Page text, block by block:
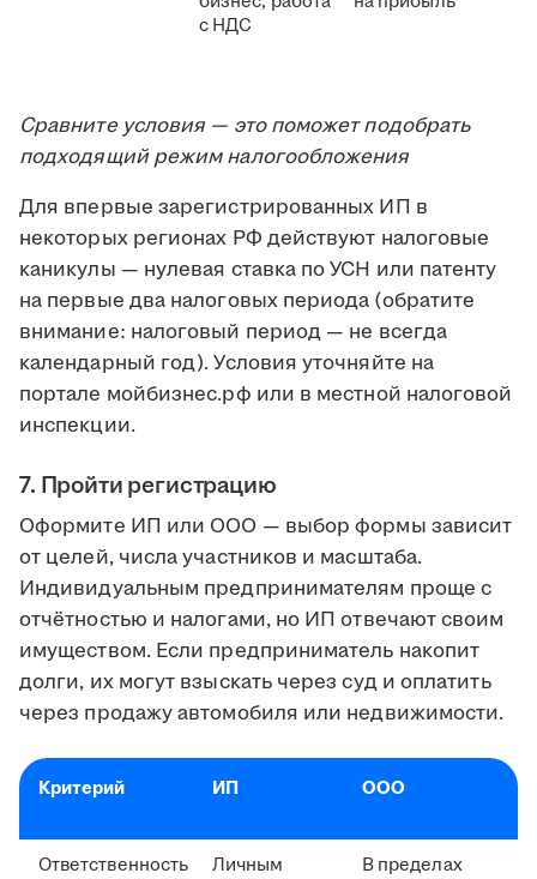
с НДС
Сравните условия — это поможет подобрать
подходящий режим налогообложения
Для впервые зарегистрированных ИП в
некоторых регионах РФ действуют налоговые
каникулы — нулевая ставка по УСН или патенту
на первые два налоговых периода (обратите
внимание: налоговый период — не всегда
календарный год). Условия уточняйте на
портале мойбизнес.рф или в местной налоговой
инспекции.
7. Пройти регистрацию
Оформите ИП или ООО — выбор формы зависит
от целей, числа участников и масштаба.
Индивидуальным предпринимателям проще с
отчётностью и налогами, но ИП отвечают своим
имуществом. Если предприниматель накопит
долги, их могут взыскать через суд и оплатить
через продажу автомобиля или недвижимости.
Критерий ИП ООО
Ответственность
Личным
В пределах